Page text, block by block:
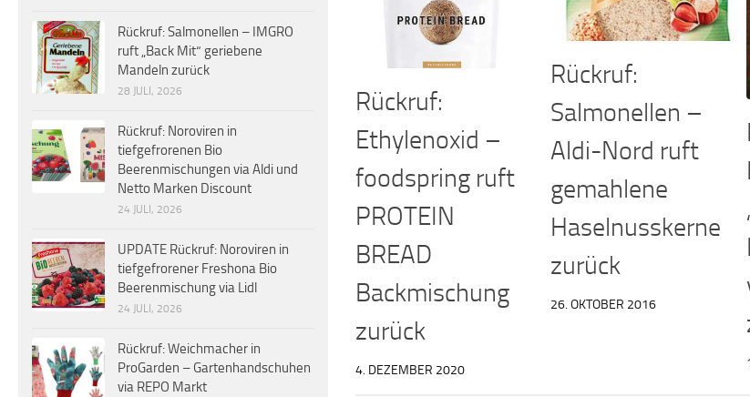
Rückruf:
Ethylenoxid –
foodspring ruft
PROTEIN
BREAD
Backmischung
zurück
4. DEZEMBER 2020
Rückruf:
Salmonellen –
Aldi-Nord ruft
gemahlene
Haselnusskerne
zurück
26. OKTOBER 2016
Rückruf: Salmonellen – IMGRO
ruft „Back Mit“ geriebene
Mandeln zurück
28 JULI, 2026
Rückruf: Noroviren in
tiefgefrorenen Bio
Beerenmischungen via Aldi und
Netto Marken Discount
24 JULI, 2026
UPDATE Rückruf: Noroviren in
tiefgefrorener Freshona Bio
Beerenmischung via Lidl
24 JULI, 2026
Rückruf: Weichmacher in
ProGarden – Gartenhandschuhen
via REPO Markt